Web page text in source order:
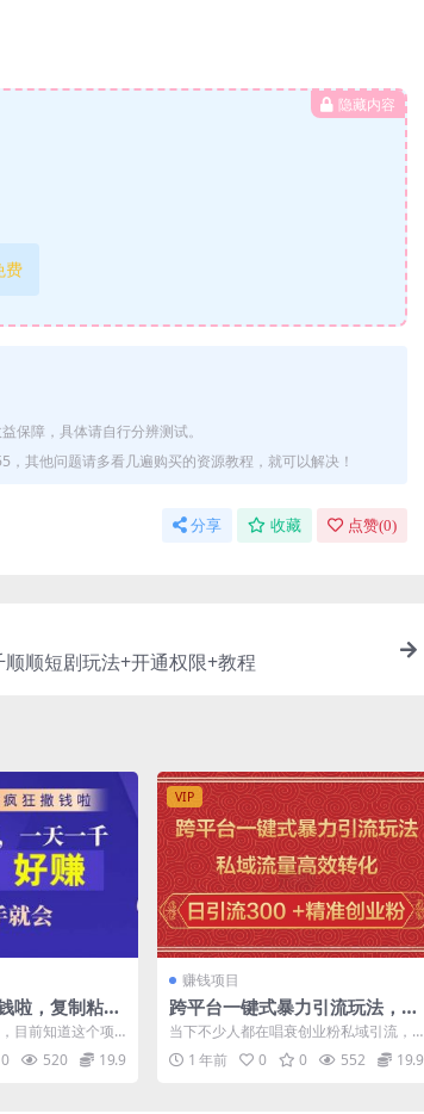
隐藏内容
费
保障，具体请自行分辨测试。
其他问题请多看几遍购买的资源教程，就可以解决！
分享 收藏 点赞(0)
顺短剧玩法+开通权限+教程
啦，复制粘贴
单2分钟，有
目前知道这个项
单相对容易。为
0 520 19.9
VIP
赚钱项目
跨平台一键式暴力引流玩法，私
域流量高效转化日引流300 +精
准创业粉
当下不少人都在唱衰创业粉私域引流，
可事实上，引流并非无计可施。尽管如
今各平台规则...
1 年前 0 0 552 19.9